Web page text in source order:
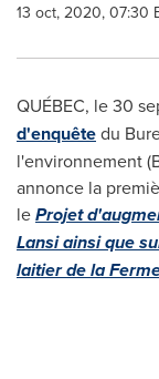
13 oct, 2020, 07:30
QUÉBEC, le 30
d'enquêtedu
l'environnement
annonce la
leProjet
Lansi ainsi que
laitier de la